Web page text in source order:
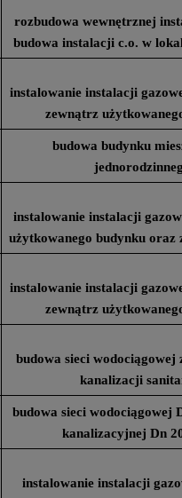
rozbudowa wewnętrznej
budowa instalacji c.o. w
instalowanie instalacji
zewnątrz
budowa budynku
instalowanie instalacji
użytkowanego budynku oraz
instalowanie instalacji
zewnątrz
budowa sieci wodociągowej
kanalizacji
budowa sieci wodociągowej
kanalizacyjnej Dn
instalowanie instalacji